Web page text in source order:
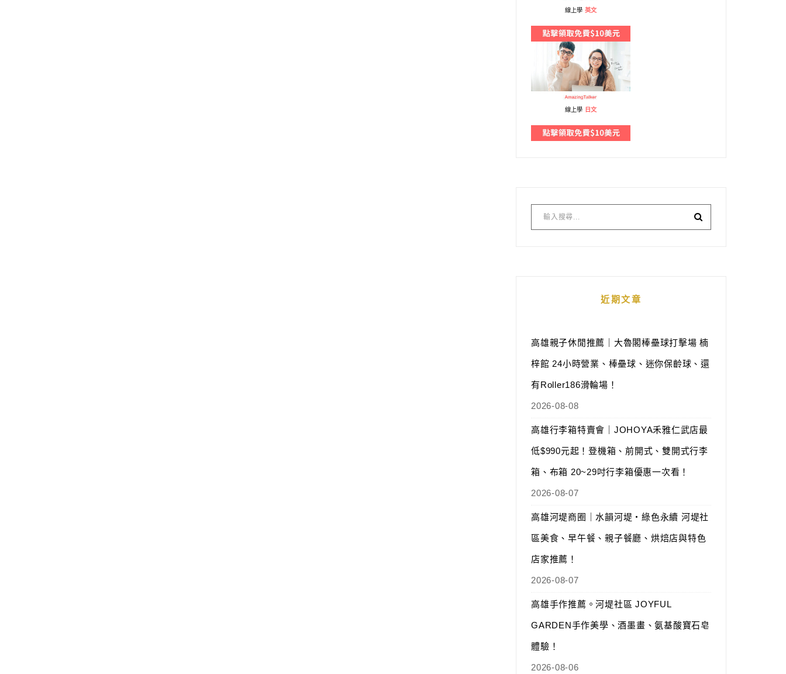
線上學 英文
線上學 日文
近期文章
高雄親子休閒推薦｜大魯閣棒壘球打擊場 楠
梓館 24小時營業、棒壘球、迷你保齡球、還
有Roller186滑輪場！
2026-08-08
高雄行李箱特賣會｜JOHOYA禾雅仁武店最
低$990元起！登機箱、前開式、雙開式行李
箱、布箱 20~29吋行李箱優惠一次看！
2026-08-07
高雄河堤商圈｜水韻河堤‧綠色永續 河堤社
區美食、早午餐、親子餐廳、烘焙店與特色
店家推薦！
2026-08-07
高雄手作推薦。河堤社區 JOYFUL
GARDEN手作美學、酒墨畫、氨基酸寶石皂
體驗！
2026-08-06